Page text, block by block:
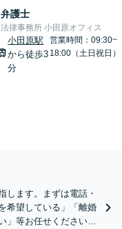
弁護士
律事務所 小田原オフィス
小田原駅
から徒歩3
分
営業時間：09:30~
18:00（土日祝日）
します。まずは電話・
希望している」「離婚
」等お任せください。